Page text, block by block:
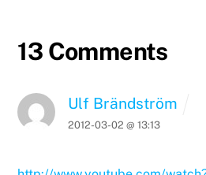
13 Comments
Ulf Brändström
2012-03-02 @ 13:13